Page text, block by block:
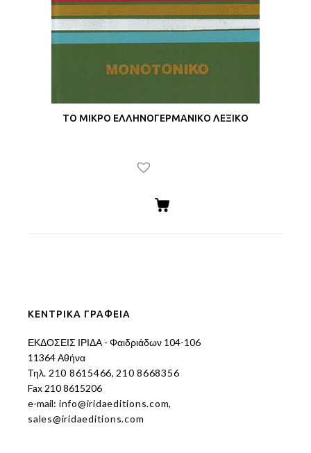
ΤΟ ΜΙΚΡΟ ΕΛΛΗΝΟΓΕΡΜΑΝΙΚΟ ΛΕΞΙΚΟ
ΚΕΝΤΡΙΚΑ ΓΡΑΦΕΙΑ
ΕΚΔΟΣΕΙΣ ΙΡΙΔΑ - Φαιδριάδων 104-106
11364 Αθήνα
Τηλ. 210 8615466, 210 8668356
Fax 210 8615206
e-mail: info@iridaeditions.com,
sales@iridaeditions.com